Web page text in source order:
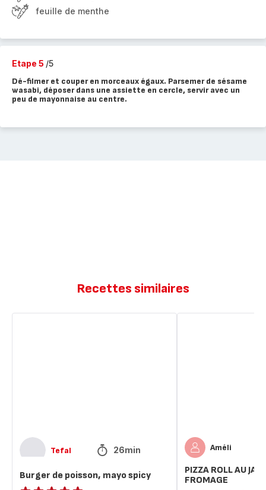
feuille de menthe
Etape 5 /5
Dé-filmer et couper en morceaux égaux. Parsemer de sésame
wasabi, déposer dans une assiette en cercle, servir avec un
peu de mayonnaise au centre.
Recettes similaires
Tefal 26min
Burger de poisson, mayo spicy
Améli
PIZZA ROLL AU
FROMAGE